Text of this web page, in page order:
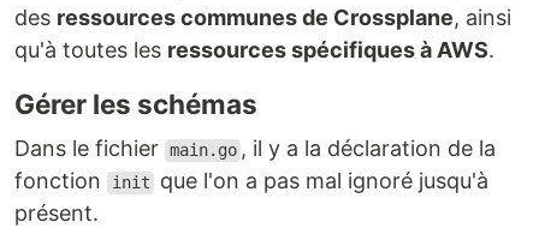
des ressources communes de Crossplane, ainsi
qu'à toutes les ressources spécifiques à AWS.
Gérer les schémas
Dans le fichier main.go , il y a la déclaration de la
fonction
init
que l'on a pas mal ignoré jusqu'à
présent.